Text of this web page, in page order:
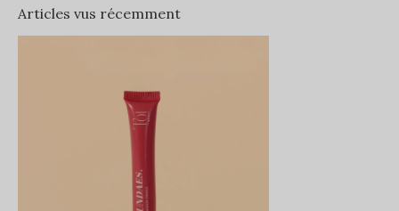
Articles vus récemment